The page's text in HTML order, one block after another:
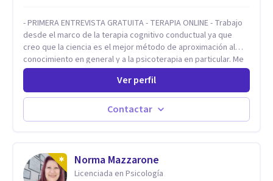
- PRIMERA ENTREVISTA GRATUITA - TERAPIA ONLINE - Trabajo
desde el marco de la terapia cognitivo conductual ya que
creo que la ciencia es el mejor método de aproximación al
conocimiento en general y a la psicoterapia en particular. Me
interesan los procesos de cambio conductual por los que una
persona pueda alcanzar sus objetivos, transitando,
aceptando y modificando sus patrones cognitivos y
emocionales. Abordo patologías específicas como trastornos
de ansiedad y del ánimo, y también crisis vitales y procesos
Ver perfil
Contactar
Norma Mazzarone
Licenciada en Psicología